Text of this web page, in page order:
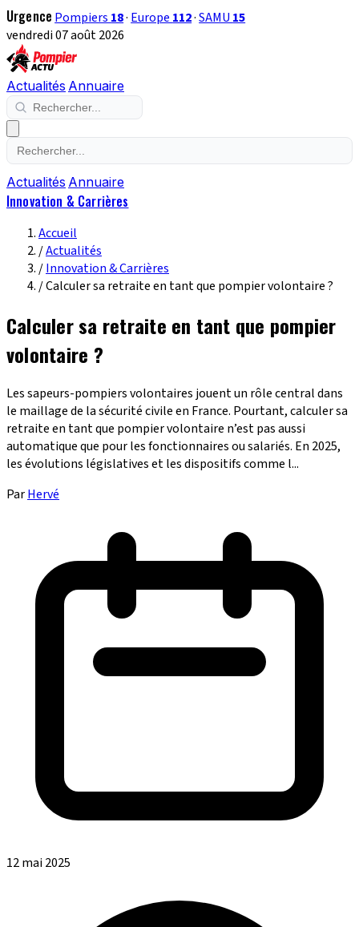
Urgence Pompiers 18· Europe 112·SAMU 15
vendredi 07 août 2026
Actualités Annuaire
Actualités Annuaire
Innovation & Carrières
Accueil
/Actualités
/Innovation & Carrières
/Calculer sa retraite en tant que pompier volontaire ?
Calculer sa retraite en tant que pompier
volontaire ?
Les sapeurs-pompiers volontaires jouent un rôle central dans
le maillage de la sécurité civile en France. Pourtant, calculer sa
retraite en tant que pompier volontaire n’est pas aussi
automatique que pour les fonctionnaires ou salariés. En 2025,
les évolutions législatives et les dispositifs comme l...
ParHervé
12 mai 2025